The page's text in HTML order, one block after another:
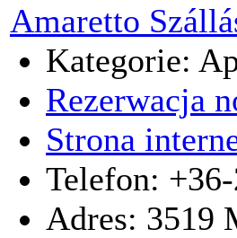
Amaretto
Kategorie:
Rezerwacja
Strona
Telefon:
Adres: 3519